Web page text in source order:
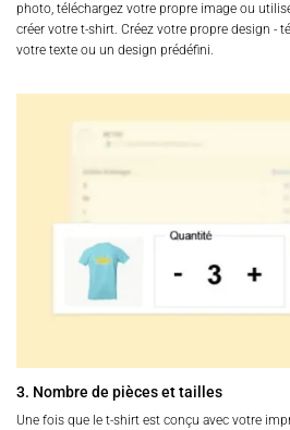
photo, téléchargez votre propre image ou
créer votre t-shirt. Créez votre propre design -
votre texte ou un design prédéfini.
3. Nombre de pièces et tailles
Une fois que le t-shirt est conçu avec votre